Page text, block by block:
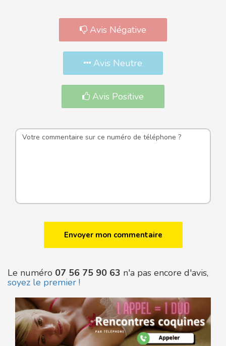
Avis Négative
Avis Neutre
Avis Positive
Le numéro 07 56 75 90 63 n'a pas encore d'avis,
soyez le premier !